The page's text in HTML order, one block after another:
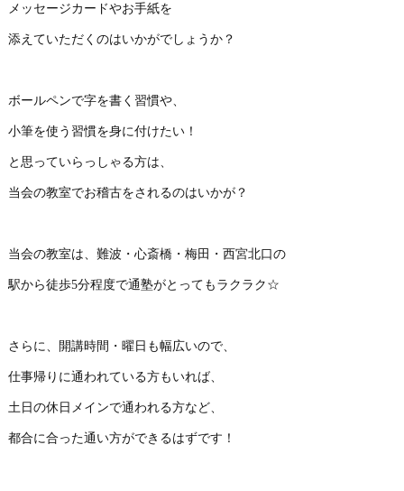
メッセージカードやお手紙を
添えていただくのはいかがでしょうか？
ボールペンで字を書く習慣や、
小筆を使う習慣を身に付けたい！
と思っていらっしゃる方は、
当会の教室でお稽古をされるのはいかが？
当会の教室は、難波・心斎橋・梅田・西宮北口の
駅から徒歩5分程度で通塾がとってもラクラク☆
さらに、開講時間・曜日も幅広いので、
仕事帰りに通われている方もいれば、
土日の休日メインで通われる方など、
都合に合った通い方ができるはずです！